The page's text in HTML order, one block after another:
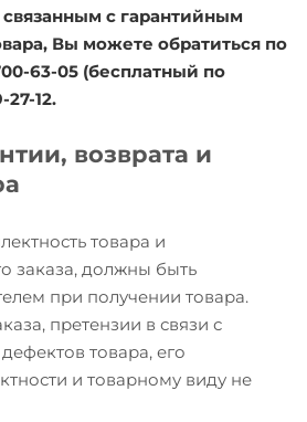
с гарантийным
Вы можете обратиться по
63-05 (бесплатный по
27-12.
возврата и
товара и
заказа, должны быть
при получении товара.
претензии в связи с
товара, его
и товарному виду не